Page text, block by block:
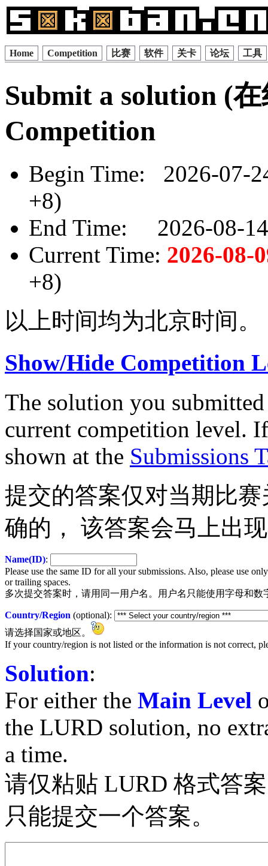
Home Competition 比赛 软件 关卡 论坛 工具
Submit a solution (
Competition
Begin Time: 2026-07-
+8)
End Time: 2026-08-
Current Time: 2026-08-
+8)
以上时间均为北京时间。
Show/Hide Competition
The solution you
current competition level.
shown at the Submissions
提交的答案仅对当期比
确的， 该答案会马上出
Name(ID):
Please use the same ID for all your submissions. Also, please use
or trailing spaces.
多次提交答案时，请用同一用户名。用户名只能使用字母和数
Country/Region (optional):
请选择国家或地区。
If your country/region is not listed or the information is not correct,
Solution:
For either the Main Level
the LURD solution, no
a time.
请仅粘贴 LURD 格式答
只能提交一个答案。